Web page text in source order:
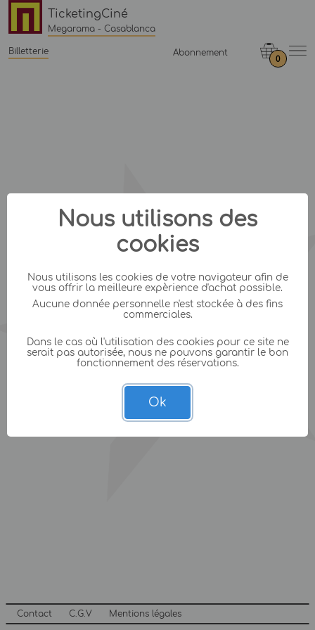
TicketingCiné
Megarama - Casablanca
Billetterie Abonnement
0
Contact C.G.V Mentions légales
Nous utilisons des
cookies
Nous utilisons les cookies de votre navigateur afin de
vous offrir la meilleure expèrience d'achat possible.
Aucune donnée personnelle n'est stockée à des fins
commerciales.
Dans le cas où l'utilisation des cookies pour ce site ne
serait pas autorisée, nous ne pouvons garantir le bon
fonctionnement des réservations.
Ok